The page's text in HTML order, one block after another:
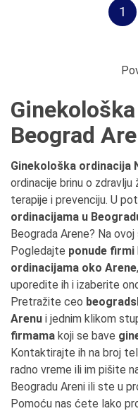
1
Beograd
Ginekološka ordinacija
ordinacije brinu o
terapije i prevenciju. U
ordinacijama u
Beograda Arene? Na
Pogledajte ponude firmi
ordinacijama oko Arene
uporedite ih i izaberite
Pretražite ceo
Arenu i jednim klikom
firmama koji se bave
Kontaktirajte ih na broj
radno vreme ili im pišite
Beogradu Areni ili ste u
Pomoću nas ćete lako